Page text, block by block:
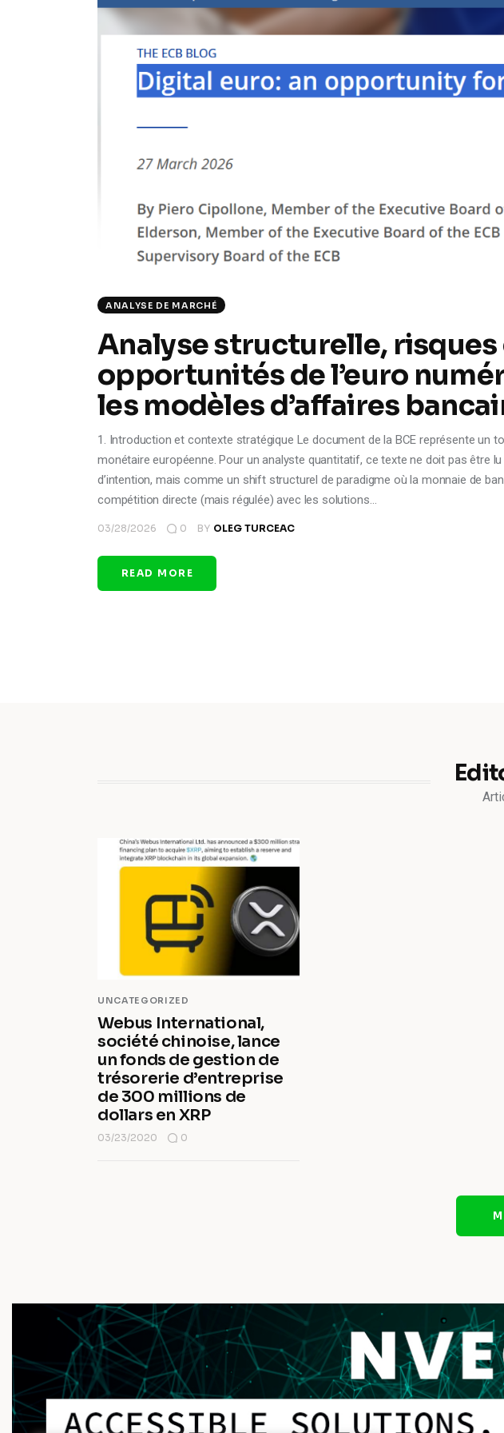
ANALYSE DE MARCHÉ
Analyse structurelle, risques
opportunités de l’euro
les modèles d’affaires
1. Introduction et contexte stratégique Le document de la BCE représente un
monétaire européenne. Pour un analyste quantitatif, ce texte ne doit pas être
d’intention, mais comme un shift structurel de paradigme où la monnaie de
compétition directe (mais régulée) avec les solutions…
03/28/2026 0 BY OLEG TURCEAC
READ MORE
UNCATEGORIZED
Webus International,
société chinoise, lance
un fonds de gestion de
trésorerie d’entreprise
de 300 millions de
dollars en XRP
03/23/2020 0